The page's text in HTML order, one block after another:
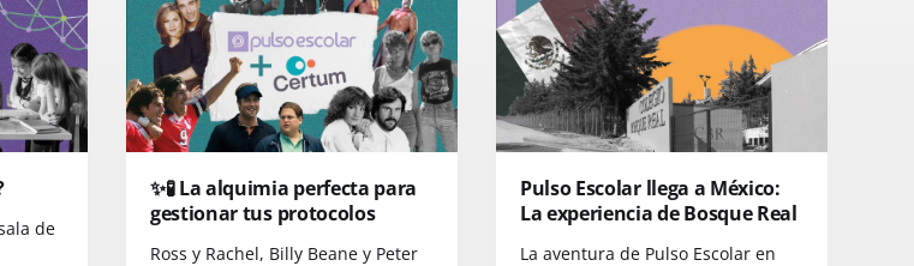
de
✨🧪 La alquimia perfecta para
gestionar tus protocolos
Ross y Rachel, Billy Beane y Peter
Pulso Escolar llega a México:
La experiencia de Bosque Real
La aventura de Pulso Escolar en